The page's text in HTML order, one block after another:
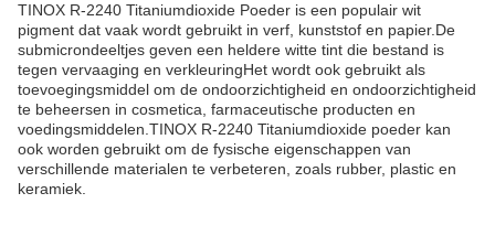
TINOX R-2240 Titaniumdioxide Poeder is een populair wit
pigment dat vaak wordt gebruikt in verf, kunststof en papier.De
submicrondeeltjes geven een heldere witte tint die bestand is
tegen vervaaging en verkleuringHet wordt ook gebruikt als
toevoegingsmiddel om de ondoorzichtigheid en ondoorzichtigheid
te beheersen in cosmetica, farmaceutische producten en
voedingsmiddelen.TINOX R-2240 Titaniumdioxide poeder kan
ook worden gebruikt om de fysische eigenschappen van
verschillende materialen te verbeteren, zoals rubber, plastic en
keramiek.